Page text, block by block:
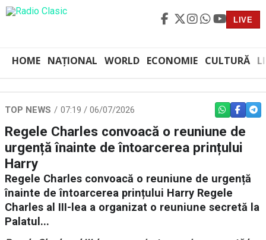
LIVE
HOME NAȚIONAL WORLD ECONOMIE CULTURĂ
TOP NEWS 07:19 / 06/07/2026 WHATSAPP
Regele Charles convoacă o reuniune de
urgență înainte de întoarcerea prințului
Harry
Regele Charles convoacă o reuniune de urgență
înainte de întoarcerea prințului Harry Regele
Charles al III-lea a organizat o reuniune secretă la
Palatul...